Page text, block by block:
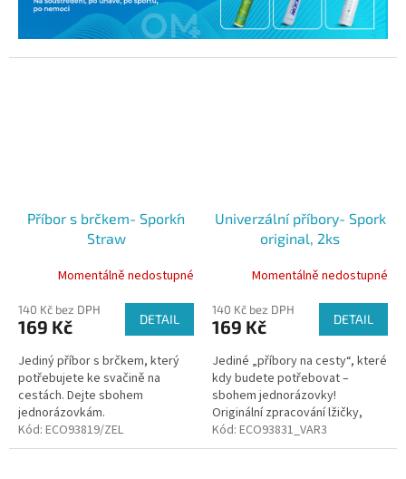
Příbor s brčkem- Spork´n
Straw
Momentálně nedostupné
140 Kč bez DPH
169 Kč DETAIL
Jediný příbor s brčkem, který
potřebujete ke svačině na
cestách. Dejte sbohem
jednorázovkám.
Kód: ECO93819/ZEL
Univerzální příbory- Spork
original, 2ks
Momentálně nedostupné
140 Kč bez DPH
169 Kč DETAIL
Jediné „příbory na cesty“, které
kdy budete potřebovat –
sbohem jednorázovky!
Originální zpracování lžičky,
vidličky a nože v jednom!
Kód: ECO93831_VAR3